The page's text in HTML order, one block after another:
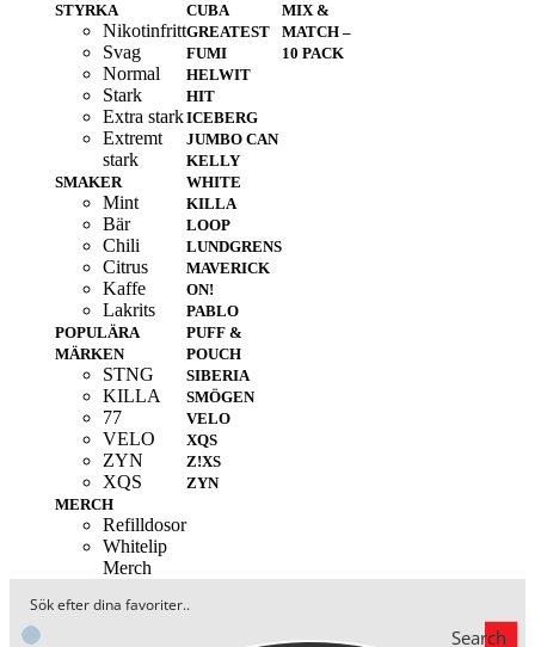
STYRKA
Nikotinfritt
Svag
Normal
Stark
Extra stark
Extremt
stark
SMAKER
Mint
Bär
Chili
Citrus
Kaffe
Lakrits
POPULÄRA
MÄRKEN
STNG
KILLA
77
VELO
ZYN
XQS
MERCH
Refilldosor
Whitelip
Merch
CUBA
GREATEST
FUMI
HELWIT
HIT
ICEBERG
JUMBO CAN
KELLY
WHITE
KILLA
LOOP
LUNDGRENS
MAVERICK
ON!
PABLO
PUFF &
POUCH
SIBERIA
SMÖGEN
VELO
XQS
Z!XS
ZYN
MIX &
MATCH –
10 PACK
Search